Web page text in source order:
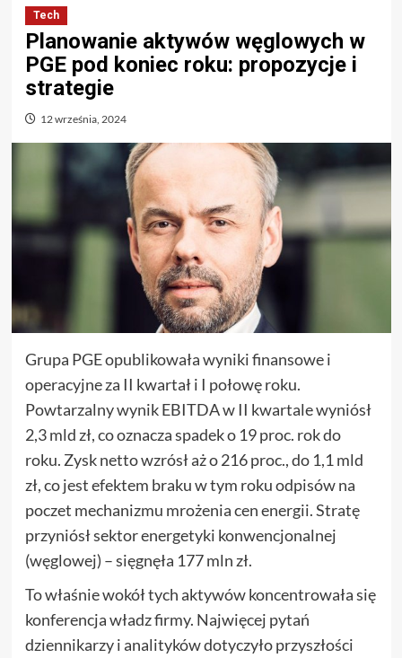
Tech
Planowanie aktywów węglowych w
PGE pod koniec roku: propozycje i
strategie
12 września, 2024
Grupa PGE opublikowała wyniki finansowe i
operacyjne za II kwartał i I połowę roku.
Powtarzalny wynik EBITDA w II kwartale wyniósł
2,3 mld zł, co oznacza spadek o 19 proc. rok do
roku. Zysk netto wzrósł aż o 216 proc., do 1,1 mld
zł, co jest efektem braku w tym roku odpisów na
poczet mechanizmu mrożenia cen energii. Stratę
przyniósł sektor energetyki konwencjonalnej
(węglowej) – sięgnęła 177 mln zł.
To właśnie wokół tych aktywów koncentrowała się
konferencja władz firmy. Najwięcej pytań
dziennikarzy i analityków dotyczyło przyszłości